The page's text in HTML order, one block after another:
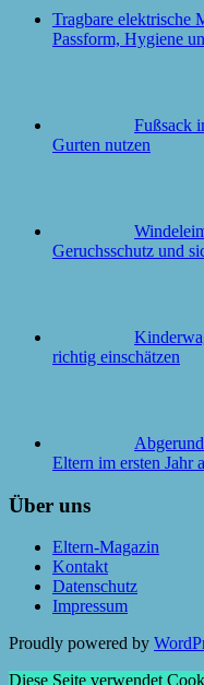
Tragbare elektrische
Passform, Hygiene
Fußsack
Gurten nutzen
Geruchsschutz und
richtig einschätzen
Eltern im ersten Jahr
Über uns
Eltern-Magazin
Kontakt
Datenschutz
Impressum
Proudly powered by
Diese Seite verwendet